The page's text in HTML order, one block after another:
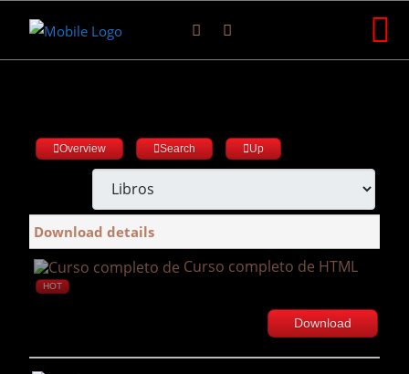
Overview Search Up
Download details
Curso completo de HTML
HOT
Download